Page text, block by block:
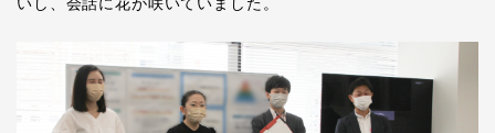
いし、会話に花が咲いていました。